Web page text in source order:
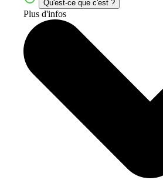
Qu'est-ce que c'est ?
Plus d'infos